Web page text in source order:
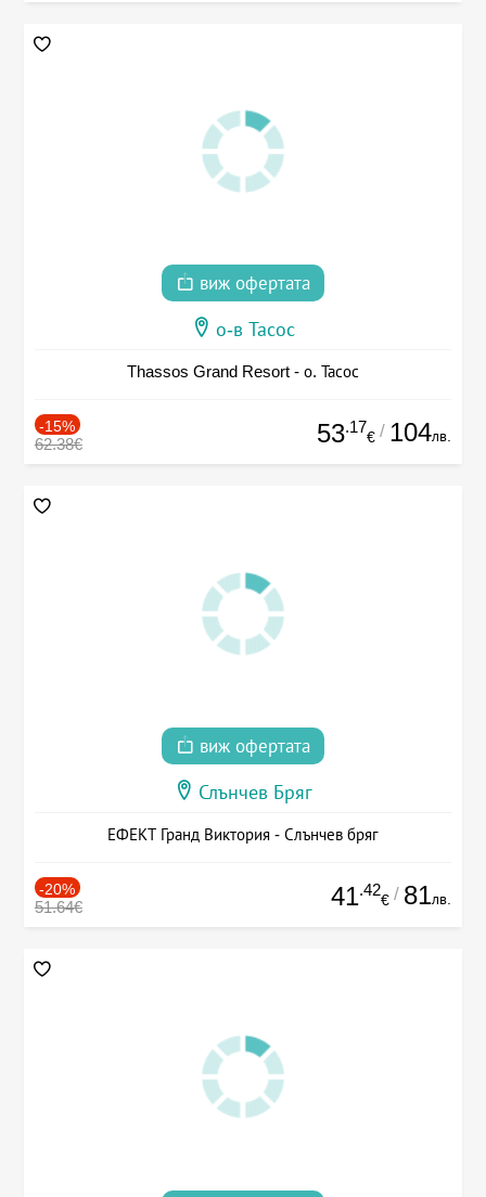
виж офертата
о-в Тасос
Thassos Grand Resort - о. Тасос
-15%
62.38€ 53.17
€ / 104лв.
виж офертата
Слънчев Бряг
ЕФЕКТ Гранд Виктория - Слънчев бряг
-20%
51.64€ 41.42
€ / 81лв.